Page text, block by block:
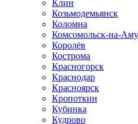
Клин
Козьмодемьянск
Коломна
Комсомольск-на-
Королёв
Кострома
Красногорск
Краснодар
Красноярск
Кропоткин
Кубинка
Кудрово